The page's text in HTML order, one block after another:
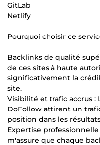
GitLab
Netlify
Pourquoi choisir ce
Backlinks de qualité
de ces sites à haute
significativement la
site.
Visibilité et trafic accrus :
DoFollow attirent un
position dans les
Expertise
m'assure que chaque